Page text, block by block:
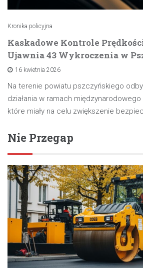
Kronika policyjna
Kaskadowe Kontrole
Ujawnia 43 Wykroczenia w
16 kwietnia 2026
Na terenie powiatu pszczyńskiego
działania w ramach międzynarodowego
które miały na celu zwiększenie
Nie Przegap